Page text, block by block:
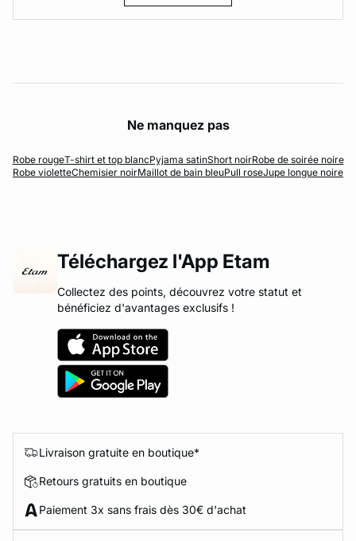
Ne manquez pas
Robe rougeT-shirt et top blancPyjama satinShort noirRobe de soirée noire
Robe violetteChemisier noirMaillot de bain bleuPull roseJupe longue noire
Téléchargez l'App Etam
Collectez des points, découvrez votre statut et
bénéficiez d'avantages exclusifs !
Livraison gratuite en boutique*
Retours gratuits en boutique
Paiement 3x sans frais dès 30€ d'achat